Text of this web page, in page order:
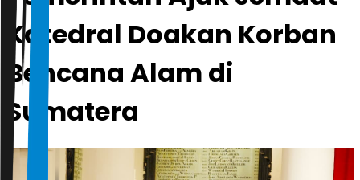
Katedral Doakan Korban
Bencana Alam di
Sumatera